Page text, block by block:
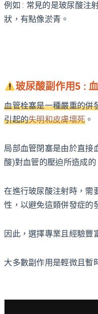
例如 : 常見的是玻尿酸注
狀，有點像淤青。
玻尿酸副作用5 :
血管栓塞是一種嚴重的併
引起的失明和皮膚壞死 。
局部血管閉塞是由於直接
酸)對血管的壓迫所造成的
在進行玻尿酸注射時，需
性，以避免這類併發症的
因此，選擇專業且經驗豐
大多數副作用是輕微且暫